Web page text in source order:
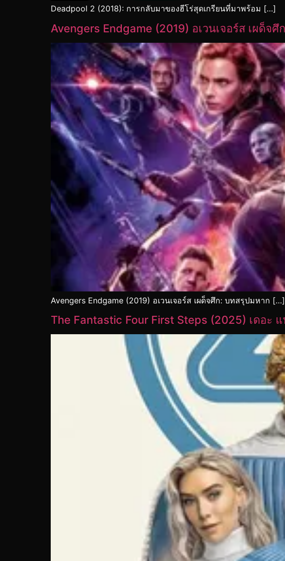
Deadpool 2 (2018): การกลับมาของฮีโร่สุดเกรียนที่มาพร้อม […]
Avengers Endgame (2019) อเวนเจอร์ส เผด็จศึก
Avengers Endgame (2019) อเวนเจอร์ส เผด็จศึก: บทสรุปมหาก […]
The Fantastic Four First Steps (2025) เดอะ